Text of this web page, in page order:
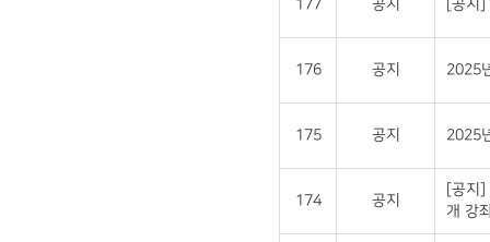
177 공지 [공지]
176 공지 2025
175 공지 2025
174 공지
[공지]
개 강